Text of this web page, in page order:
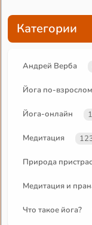
Категории
Андрей Верба
Йога по-
Йога-онлайн
Медитация
Природа
Медитация и
Что такое йога?